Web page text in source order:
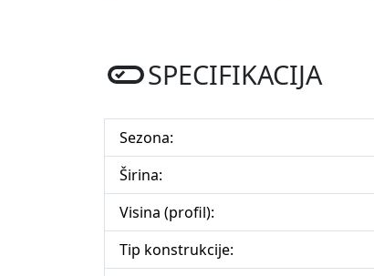
SPECIFIKACIJA
Sezona:
Širina:
Visina (profil):
Tip konstrukcije: